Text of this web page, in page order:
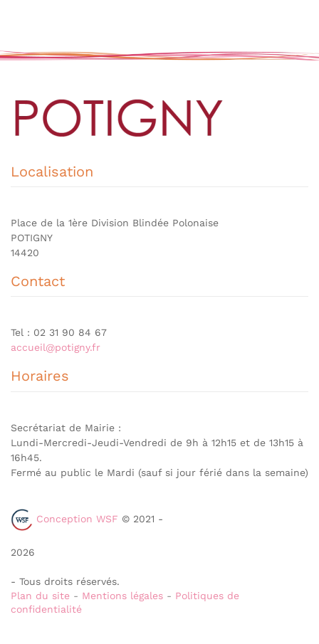
Localisation
Place de la 1ère Division Blindée Polonaise
POTIGNY
14420
Contact
Tel : 02 31 90 84 67
accueil@potigny.fr
Horaires
Secrétariat de Mairie :
Lundi-Mercredi-Jeudi-Vendredi de 9h à 12h15 et de 13h15 à
16h45.
Fermé au public le Mardi (sauf si jour férié dans la semaine)
Conception WSF © 2021 -
2026
- Tous droits réservés.
Plan du site - Mentions légales - Politiques de
confidentialité